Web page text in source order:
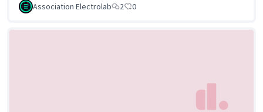
Association Electrolab 2 0